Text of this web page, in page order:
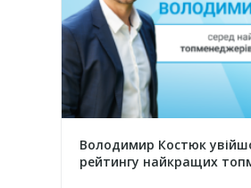
Володимир Костюк
рейтингу найкращих